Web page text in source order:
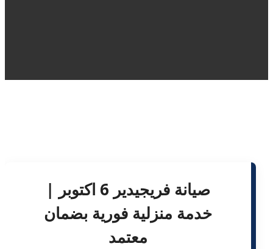
صيانة فريجيدير 6 اكتوبر |
خدمة منزلية فورية بضمان
معتمد